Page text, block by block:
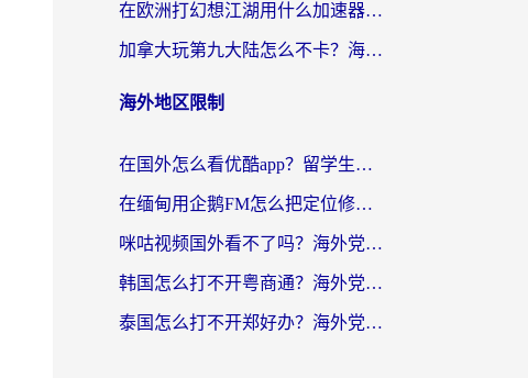
在欧洲打幻想江湖用什么加速器好？海外玩家国服游戏畅玩指南
加拿大玩第九大陆怎么不卡？海外玩家国服游戏加速全攻略（附足球世界萤火突击实测）
海外地区限制
在国外怎么看优酷app？留学生海外华人必看的无限制追剧指南
在缅甸用企鹅FM怎么把定位修改到中国国内？海外党解决地域限制的实用指南
咪咕视频国外看不了吗？海外党亲测有效的回国加速解决方案
韩国怎么打不开粤商通？海外党必看的回国加速器选择指南（附加拿大农行俄罗斯有缘网解决方案）
泰国怎么打不开郑好办？海外党回国服务+影音追剧全搞定的实用指南